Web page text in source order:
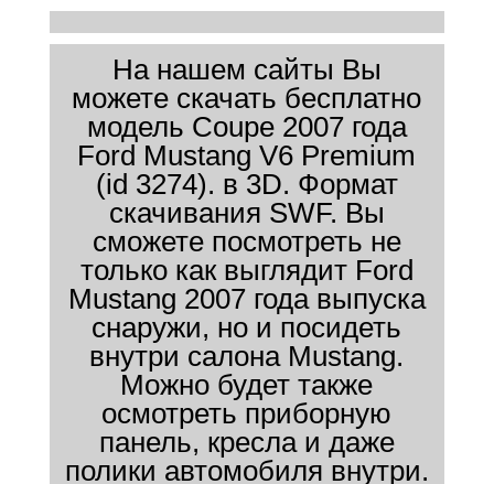
На нашем сайты Вы
можете скачать бесплатно
модель Coupe 2007 года
Ford Mustang V6 Premium
(id 3274). в 3D. Формат
скачивания SWF. Вы
сможете посмотреть не
только как выглядит Ford
Mustang 2007 года выпуска
снаружи, но и посидеть
внутри салона Mustang.
Можно будет также
осмотреть приборную
панель, кресла и даже
полики автомобиля внутри.